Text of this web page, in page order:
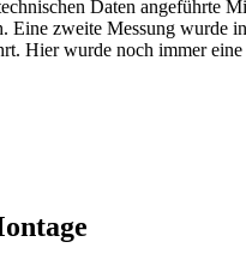
Daten angeführte
Eine zweite Messung wurde
Hier wurde noch immer